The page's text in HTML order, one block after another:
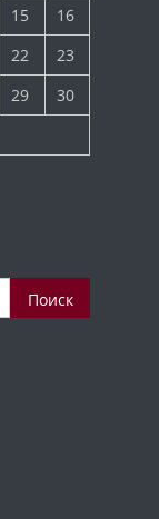
15
16
22
23
29
30
Найти: